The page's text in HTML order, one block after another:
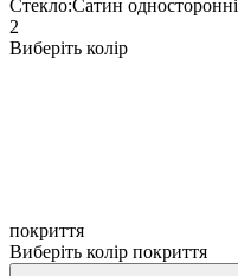
Виберіть колір
покриття
Виберіть колір покриття